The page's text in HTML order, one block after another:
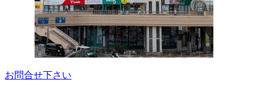
お問合せ下さい